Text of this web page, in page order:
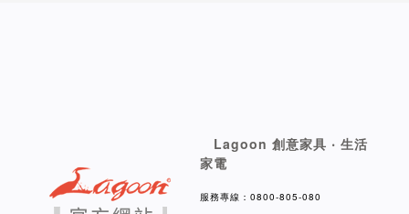
Lagoon 創意家具 ‧ 生活
家電
服務專線：0800-805-080